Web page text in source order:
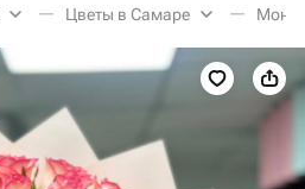
Цветы в Самаре